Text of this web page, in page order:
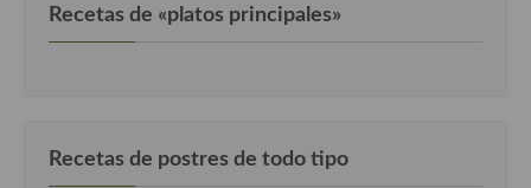
Recetas de «platos principales»
Recetas de postres de todo tipo